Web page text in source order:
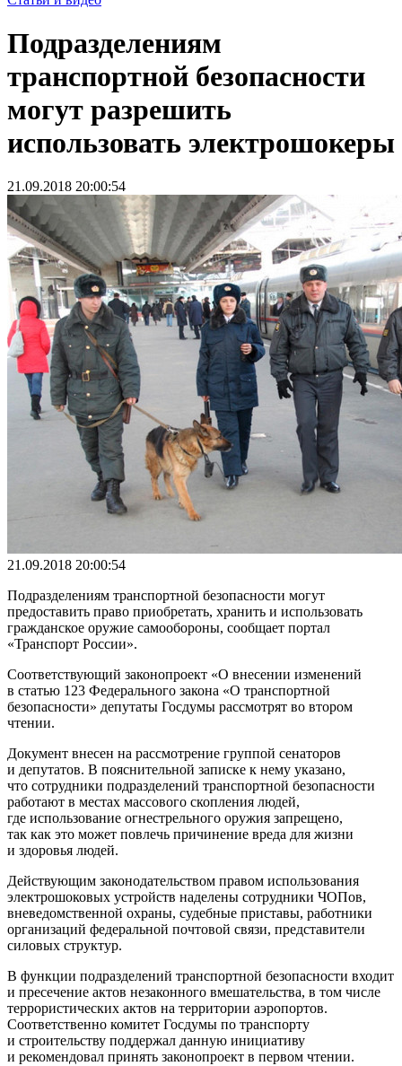
Подразделениям
транспортной безопасности
могут разрешить
использовать электрошокеры
21.09.2018 20:00:54
21.09.2018 20:00:54
Подразделениям транспортной безопасности могут
предоставить право приобретать, хранить и использовать
гражданское оружие самообороны, сообщает портал
«Транспорт России».
Соответствующий законопроект «О внесении изменений
в статью 123 Федерального закона «О транспортной
безопасности» депутаты Госдумы рассмотрят во втором
чтении.
Документ внесен на рассмотрение группой сенаторов
и депутатов. В пояснительной записке к нему указано,
что сотрудники подразделений транспортной безопасности
работают в местах массового скопления людей,
где использование огнестрельного оружия запрещено,
так как это может повлечь причинение вреда для жизни
и здоровья людей.
Действующим законодательством правом использования
электрошоковых устройств наделены сотрудники ЧОПов,
вневедомственной охраны, судебные приставы, работники
организаций федеральной почтовой связи, представители
силовых структур.
В функции подразделений транспортной безопасности входит
и пресечение актов незаконного вмешательства, в том числе
террористических актов на территории аэропортов.
Соответственно комитет Госдумы по транспорту
и строительству поддержал данную инициативу
и рекомендовал принять законопроект в первом чтении.